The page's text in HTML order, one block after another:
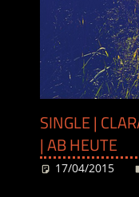
SINGLE |
| AB HEUTE
17/04/2015